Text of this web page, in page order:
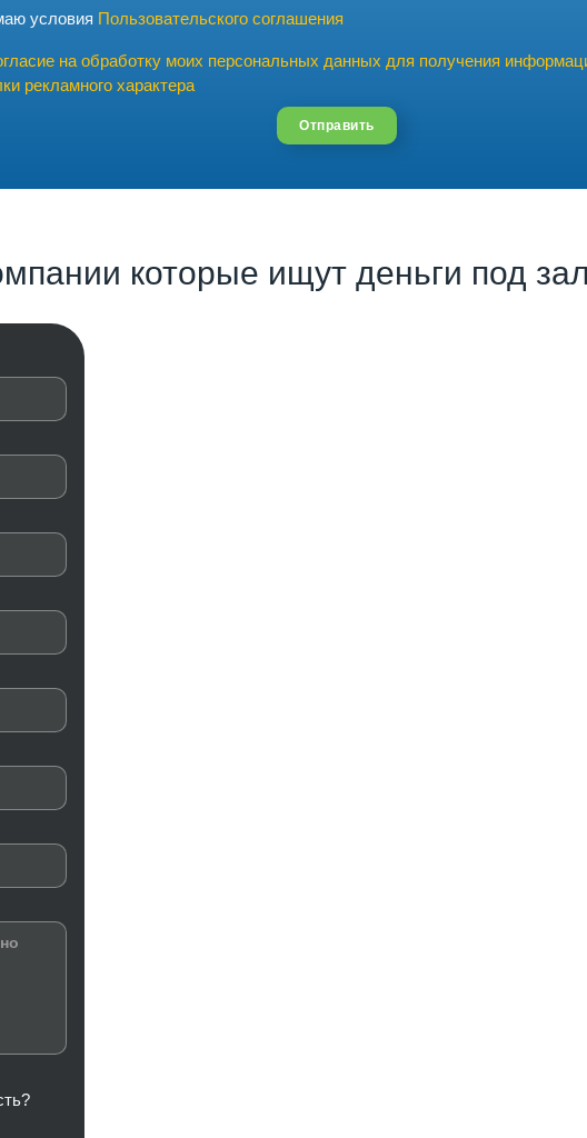
условия Пользовательского соглашения
на обработку моих персональных данных для получения
рекламного характера
Отправить
которые ищут деньги под